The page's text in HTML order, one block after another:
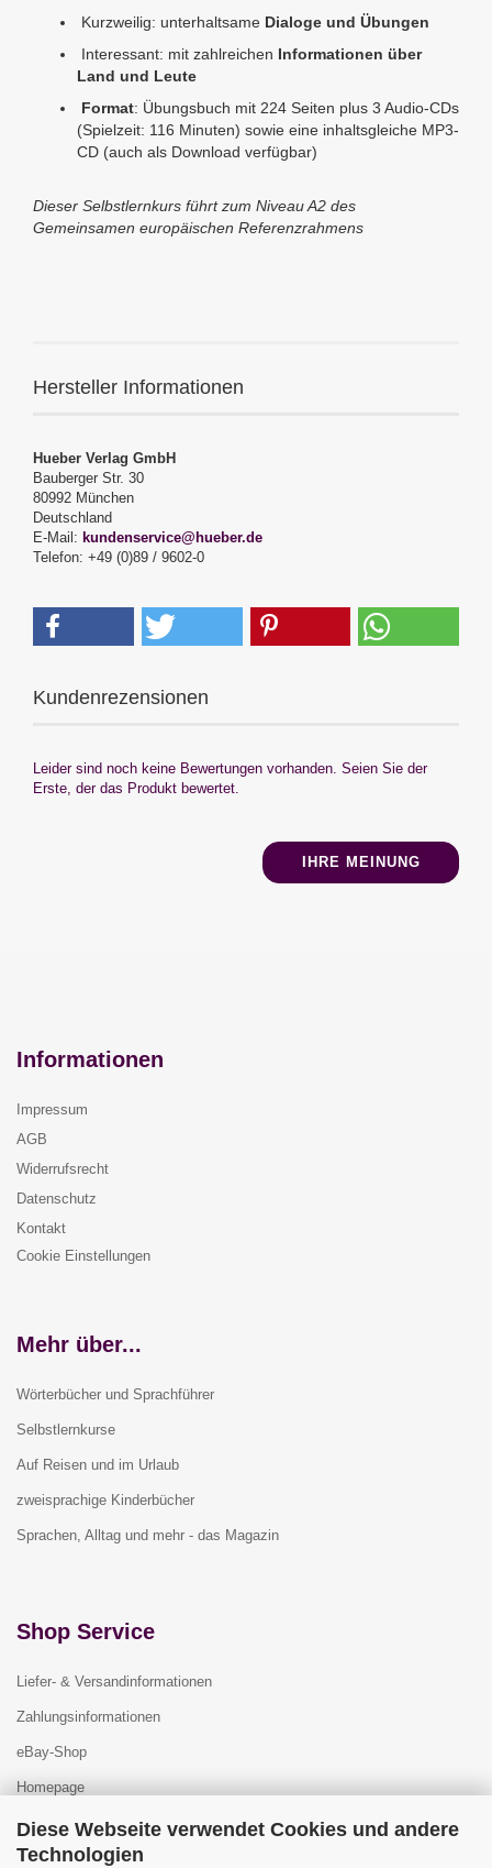
Diese Webseite verwendet Cookies und andere
Technologien
Kurzweilig: unterhaltsame Dialoge und Übungen
Interessant: mit zahlreichen Informationen über
Land und Leute
Format: Übungsbuch mit 224 Seiten plus 3 Audio-CDs
(Spielzeit: 116 Minuten) sowie eine inhaltsgleiche MP3-
CD (auch als Download verfügbar)
Dieser Selbstlernkurs führt zum Niveau A2 des
Gemeinsamen europäischen Referenzrahmens
Hersteller Informationen
Hueber Verlag GmbH
Bauberger Str. 30
80992 München
Deutschland
E-Mail: kundenservice@hueber.de
Telefon: +49 (0)89 / 9602-0
Kundenrezensionen
Leider sind noch keine Bewertungen vorhanden. Seien Sie der
Erste, der das Produkt bewertet.
IHRE MEINUNG
Informationen
Impressum
AGB
Widerrufsrecht
Datenschutz
Kontakt
Cookie Einstellungen
Mehr über...
Wörterbücher und Sprachführer
Selbstlernkurse
Auf Reisen und im Urlaub
zweisprachige Kinderbücher
Sprachen, Alltag und mehr - das Magazin
Shop Service
Liefer- & Versandinformationen
Zahlungsinformationen
eBay-Shop
Homepage